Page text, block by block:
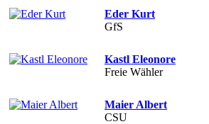
Eder Kurt
GfS
Kastl Eleonore
Freie Wähler
Maier Albert
CSU